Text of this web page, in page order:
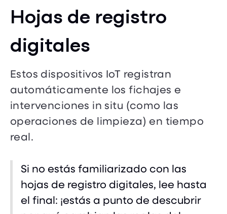
Hojas de registro
digitales
Estos dispositivos IoT registran
automáticamente los fichajes e
intervenciones in situ (como las
operaciones de limpieza) en tiempo
real.
Si no estás familiarizado con las
hojas de registro digitales, lee hasta
el final: ¡estás a punto de descubrir